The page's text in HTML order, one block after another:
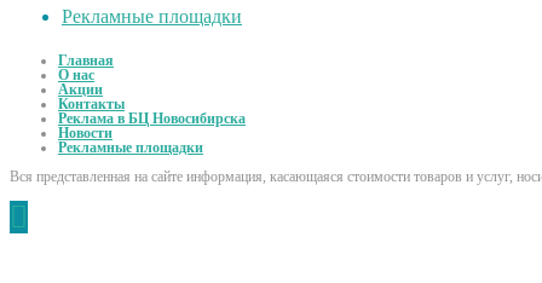
Рекламные площадки
Главная
О нас
Акции
Контакты
Реклама в БЦ Новосибирска
Новости
Рекламные площадки
Вся представленная на сайте информация, касающаяся стоимости товаров и услуг,